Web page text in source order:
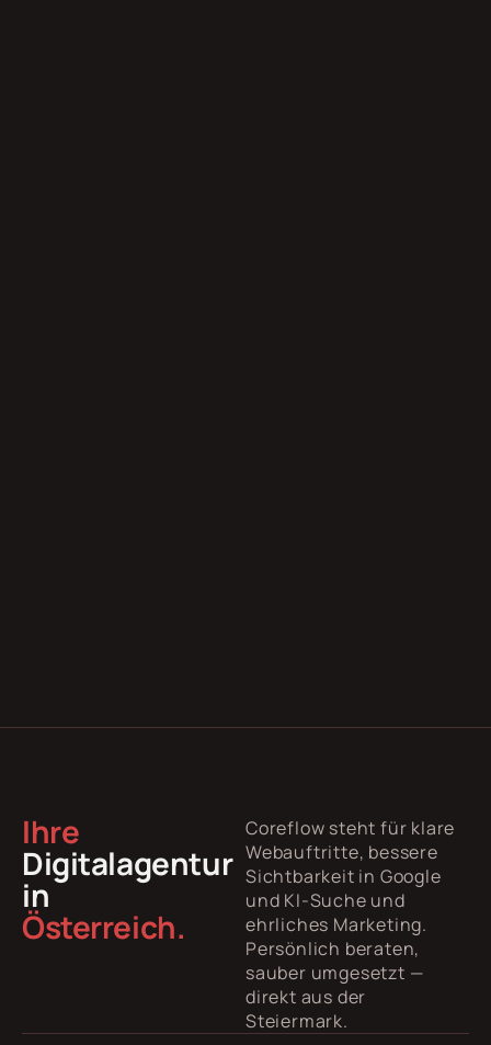
Ihre
Digitalagentur
in
Österreich.
Coreflow steht für klare
Webauftritte, bessere
Sichtbarkeit in Google
und KI-Suche und
ehrliches Marketing.
Persönlich beraten,
sauber umgesetzt —
direkt aus der
Steiermark.